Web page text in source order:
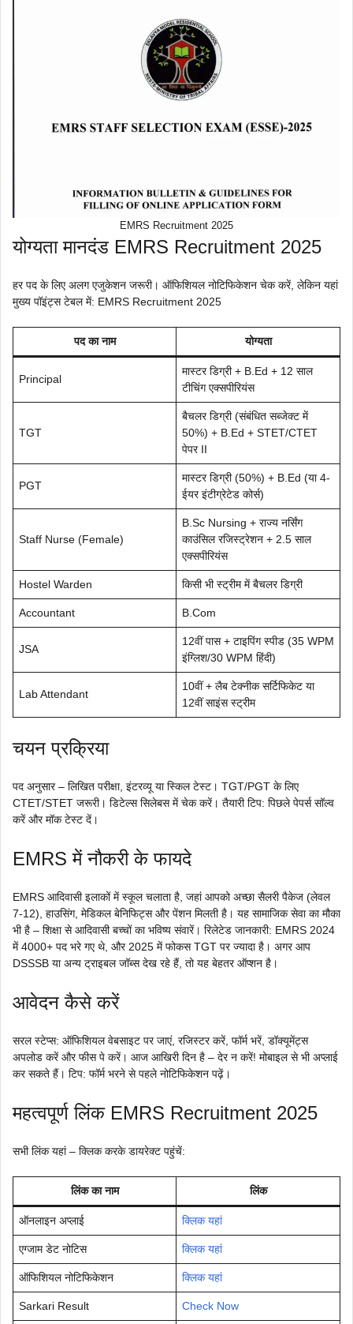
EMRS Recruitment 2025
योग्यता मानदंड EMRS Recruitment 2025
हर पद के लिए अलग एजुकेशन जरूरी। ऑफिशियल नोटिफिकेशन चेक करें, लेकिन यहां
मुख्य पॉइंट्स टेबल में: EMRS Recruitment 2025
पद का नाम योग्यता
Principal
मास्टर डिग्री + B.Ed + 12 साल
टीचिंग एक्सपीरियंस
TGT
बैचलर डिग्री (संबंधित सब्जेक्ट में
50%) + B.Ed + STET/CTET
पेपर II
PGT
मास्टर डिग्री (50%) + B.Ed (या 4-
ईयर इंटीग्रेटेड कोर्स)
Staff Nurse (Female)
B.Sc Nursing + राज्य नर्सिंग
काउंसिल रजिस्ट्रेशन + 2.5 साल
एक्सपीरियंस
Hostel Warden किसी भी स्ट्रीम में बैचलर डिग्री
Accountant B.Com
JSA
12वीं पास + टाइपिंग स्पीड (35 WPM
इंग्लिश/30 WPM हिंदी)
Lab Attendant
10वीं + लैब टेक्नीक सर्टिफिकेट या
12वीं साइंस स्ट्रीम
चयन प्रक्रिया
पद अनुसार – लिखित परीक्षा, इंटरव्यू या स्किल टेस्ट। TGT/PGT के लिए
CTET/STET जरूरी। डिटेल्स सिलेबस में चेक करें। तैयारी टिप: पिछले पेपर्स सॉल्व
करें और मॉक टेस्ट दें।
EMRS में नौकरी के फायदे
EMRS आदिवासी इलाकों में स्कूल चलाता है, जहां आपको अच्छा सैलरी पैकेज (लेवल
7-12), हाउसिंग, मेडिकल बेनिफिट्स और पेंशन मिलती है। यह सामाजिक सेवा का मौका
भी है – शिक्षा से आदिवासी बच्चों का भविष्य संवारें। रिलेटेड जानकारी: EMRS 2024
में 4000+ पद भरे गए थे, और 2025 में फोकस TGT पर ज्यादा है। अगर आप
DSSSB या अन्य ट्राइबल जॉब्स देख रहे हैं, तो यह बेहतर ऑप्शन है।
आवेदन कैसे करें
सरल स्टेप्स: ऑफिशियल वेबसाइट पर जाएं, रजिस्टर करें, फॉर्म भरें, डॉक्यूमेंट्स
अपलोड करें और फीस पे करें। आज आखिरी दिन है – देर न करें! मोबाइल से भी अप्लाई
कर सकते हैं। टिप: फॉर्म भरने से पहले नोटिफिकेशन पढ़ें।
महत्वपूर्ण लिंक EMRS Recruitment 2025
सभी लिंक यहां – क्लिक करके डायरेक्ट पहुंचें:
लिंक का नाम लिंक
ऑनलाइन अप्लाई क्लिक यहां
एग्जाम डेट नोटिस क्लिक यहां
ऑफिशियल नोटिफिकेशन क्लिक यहां
Sarkari Result Check Now